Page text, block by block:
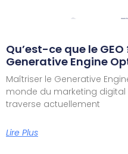
Qu’est-ce que le GEO
Generative Engine
Maîtriser le Generative
monde du marketing
traverse actuellement
Lire Plus